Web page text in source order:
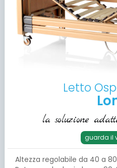
Letto
la soluzione
guarda il
Altezza regolabile da 40 a